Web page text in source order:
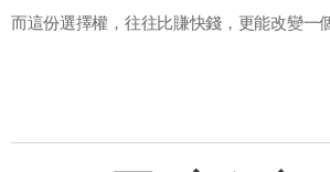
而這份選擇權，往往比賺快錢，更能改變一